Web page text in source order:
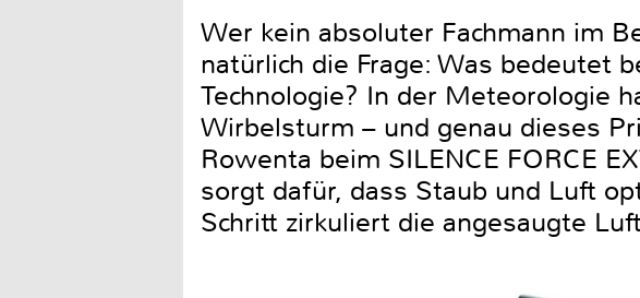
Wer kein absoluter Fachmann im
natürlich die Frage: Was bedeutet
Technologie? In der Meteorologie
Wirbelsturm – und genau dieses
Rowenta beim SILENCE FORCE
sorgt dafür, dass Staub und Luft
Schritt zirkuliert die angesaugte